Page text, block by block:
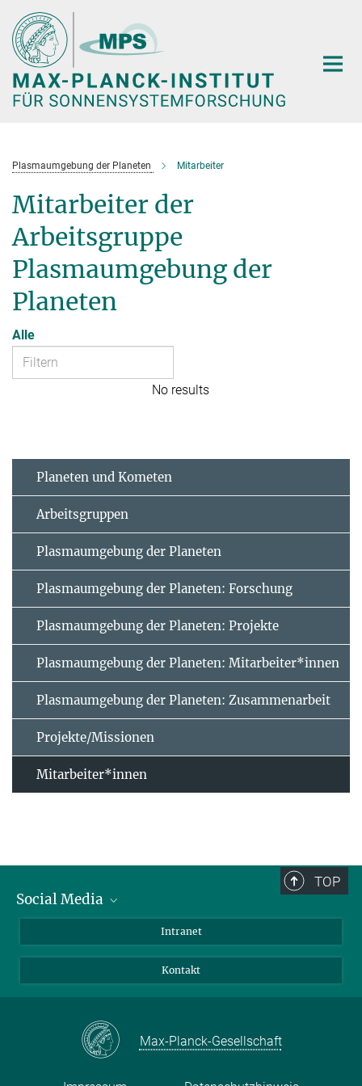
Hauptinhalt
Plasmaumgebung der Planeten Mitarbeiter
Mitarbeiter der
Arbeitsgruppe
Plasmaumgebung der
Planeten
Alle
No results
Planeten und Kometen
Arbeitsgruppen
Plasmaumgebung der Planeten
Plasmaumgebung der Planeten: Forschung
Plasmaumgebung der Planeten: Projekte
Plasmaumgebung der Planeten: Mitarbeiter*innen
Plasmaumgebung der Planeten: Zusammenarbeit
Projekte/Missionen
Mitarbeiter*innen
TOP
Social Media
Facebook
Instagram
Mastodon
Intranet
Kontakt
Max-Planck-Gesellschaft